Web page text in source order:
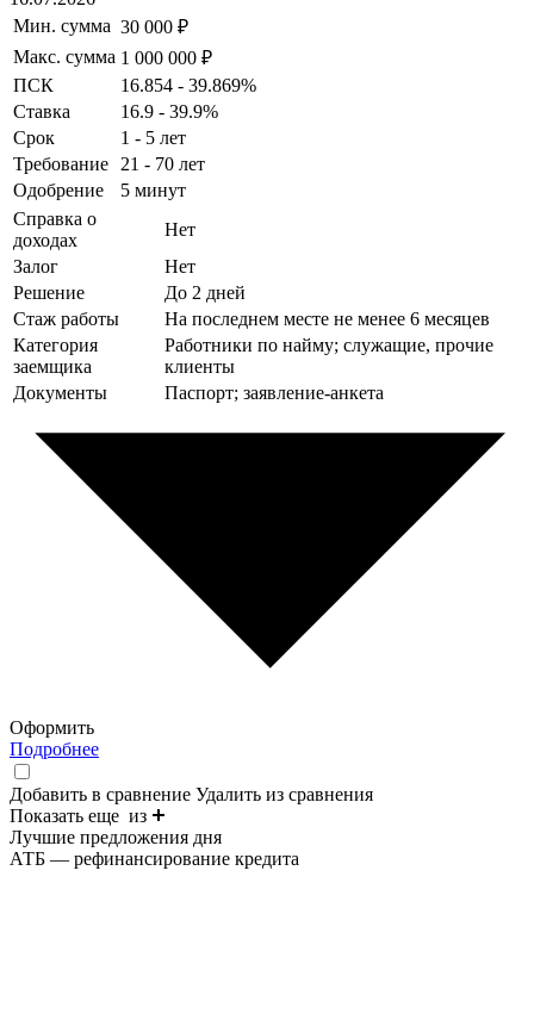
Мин. сумма 30 000 ₽
Макс. сумма 1 000 000 ₽
ПСК
16.854 - 39.869%
Ставка
16.9 - 39.9%
Срок
1 - 5 лет
Требование
21 - 70 лет
Одобрение
5 минут
Справка о
доходах
Нет
Залог
Нет
Решение
До 2 дней
Стаж работы
На последнем месте не менее 6 месяцев
Категория
заемщика
Работники по найму; служащие, прочие
клиенты
Документы
Паспорт; заявление-анкета
Оформить
Подробнее
Добавить в сравнение Удалить из сравнения
Показать еще из
Лучшие предложения дня
АТБ — рефинансирование кредита